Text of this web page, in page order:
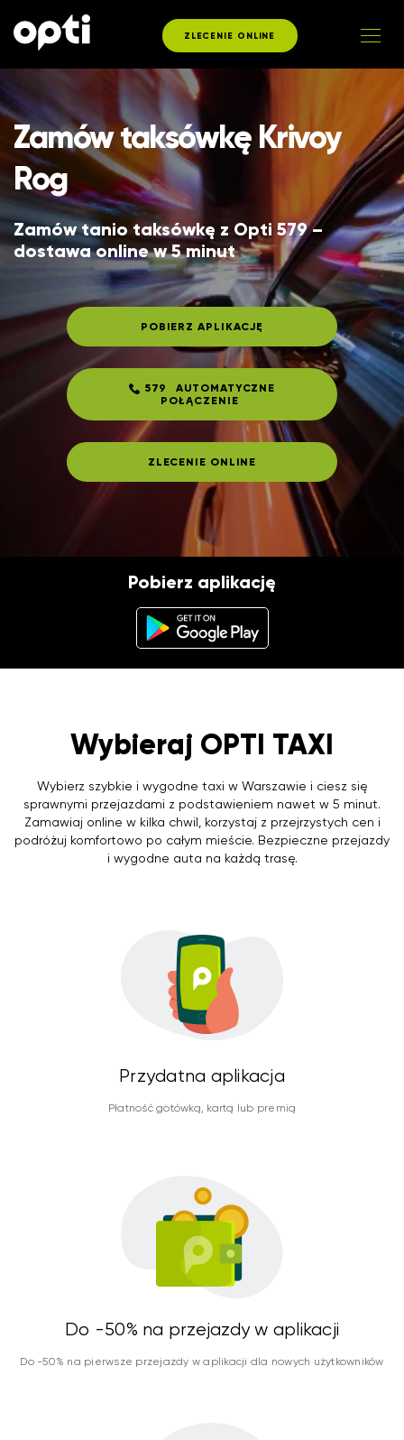
ZLECENIE ONLINE
Zamów taksówkę Krivoy
Rog
Zamów tanio taksówkę z Opti 579 –
dostawa online w 5 minut
POBIERZ APLIKACJĘ
579
AUTOMATYCZNE
POŁĄCZENIE
ZLECENIE ONLINE
Pobierz aplikację
Wybieraj OPTI TAXI
Wybierz szybkie i wygodne taxi w Warszawie i ciesz się
sprawnymi przejazdami z podstawieniem nawet w 5 minut.
Zamawiaj online w kilka chwil, korzystaj z przejrzystych cen i
podróżuj komfortowo po całym mieście. Bezpieczne przejazdy
i wygodne auta na każdą trasę.
Przydatna aplikacja
Płatność gotówką, kartą lub premią
Do -50% na przejazdy w aplikacji
Do -50% na pierwsze przejazdy w aplikacji dla nowych użytkowników